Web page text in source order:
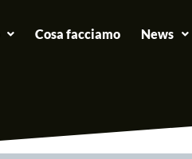
Cosa facciamo News